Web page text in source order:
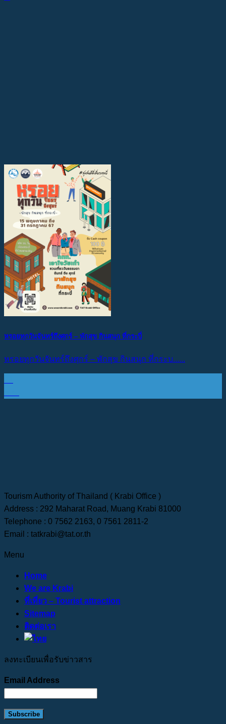
หรอยทุกวันจันทร์ถึงศุกร์ – พักสุข กินสนุก ที่กระบี่
หรอยทุกวันจันทร์ถึงศุกร์ – พักสุข กินสนุก ที่กระบ......
Tourism Authority of Thailand ( Krabi Office )
Address : 292 Maharat Road, Muang Krabi 81000
Telephone : 0 7562 2163, 0 7561 2811-2
Email : tatkrabi@tat.or.th
Menu
Home
We are Krabi
ที่เที่ยว – Tourist attraction
Sitemap
ติดต่อเรา
ลงทะเบียนเพื่อรับข่าวสาร
Email Address